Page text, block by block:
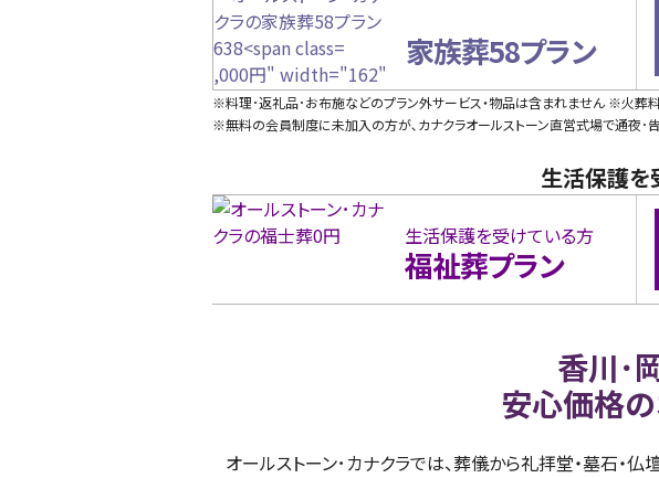
loading="lazy">
,000円" width="162"
height="98"
loading="lazy">
家族葬58プラン
※料理･返礼品･お布施などのプラン外サービス・物品は含まれません ※火葬
※無料の会員制度に未加入の方が､カナクラオールストーン直営式場で通夜
生活保護を
生活保護を受けている方
福祉葬プラン
香川･
安心価格
オールストーン･カナクラでは、葬儀から礼拝堂・墓石・